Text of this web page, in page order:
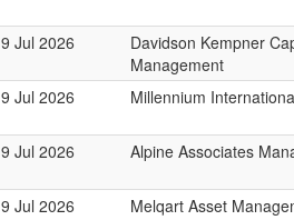
9 Jul 2026
Davidson Kempner
Management
9 Jul 2026
Millennium
9 Jul 2026 Alpine Associates
9 Jul 2026 Melqart Asset